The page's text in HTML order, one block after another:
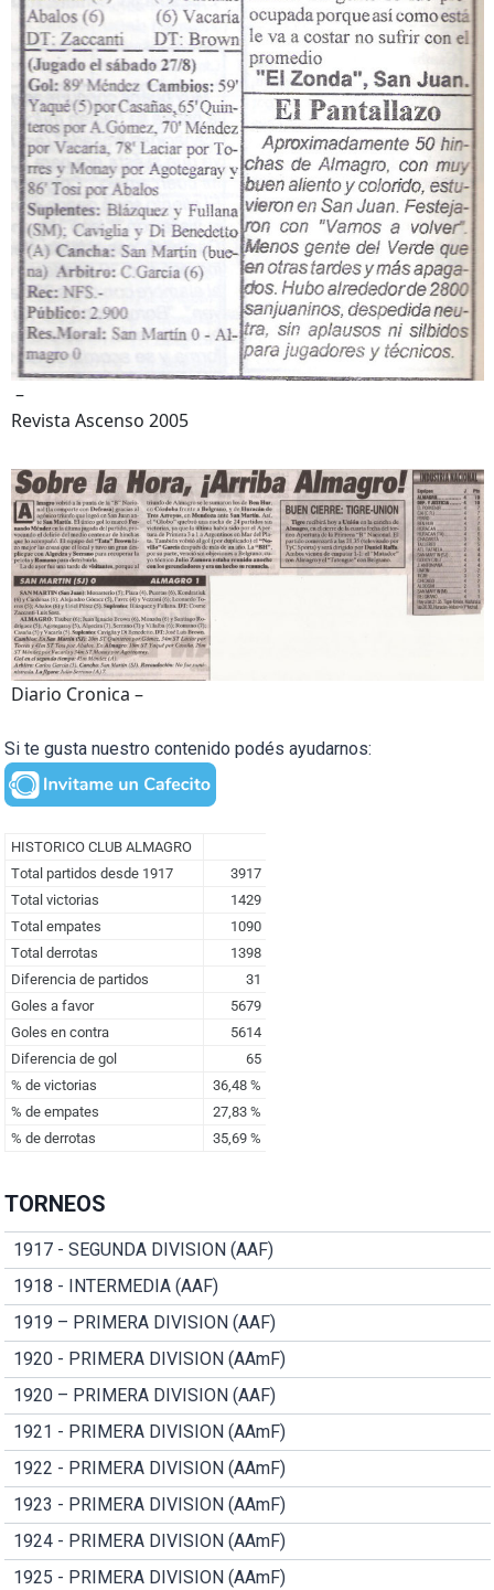
–
Revista Ascenso 2005
Diario Cronica –
Si te gusta nuestro contenido podés ayudarnos:
TORNEOS
1917 - SEGUNDA DIVISION (AAF)
1918 - INTERMEDIA (AAF)
1919 – PRIMERA DIVISION (AAF)
1920 - PRIMERA DIVISION (AAmF)
1920 – PRIMERA DIVISION (AAF)
1921 - PRIMERA DIVISION (AAmF)
1922 - PRIMERA DIVISION (AAmF)
1923 - PRIMERA DIVISION (AAmF)
1924 - PRIMERA DIVISION (AAmF)
1925 - PRIMERA DIVISION (AAmF)